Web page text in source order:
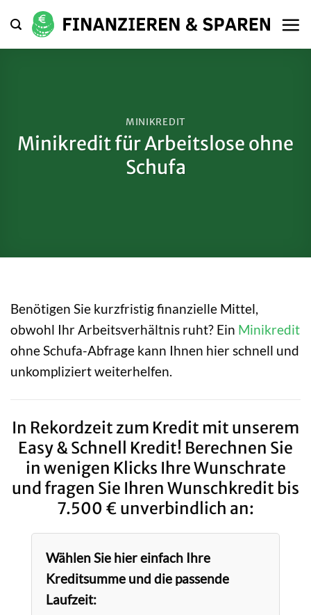
Inhalt
springen
MINIKREDIT
Minikredit für Arbeitslose ohne
Schufa
Benötigen Sie kurzfristig finanzielle Mittel,
obwohl Ihr Arbeitsverhältnis ruht? Ein Minikredit
ohne Schufa-Abfrage kann Ihnen hier schnell und
unkompliziert weiterhelfen.
In Rekordzeit zum Kredit mit unserem
Easy & Schnell Kredit! Berechnen Sie
in wenigen Klicks Ihre Wunschrate
und fragen Sie Ihren Wunschkredit bis
7.500 € unverbindlich an:
Wählen Sie hier einfach Ihre
Kreditsumme und die passende
Laufzeit: